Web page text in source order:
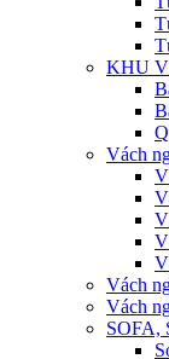
KHU
Vách
Vách
Vách
SOFA,